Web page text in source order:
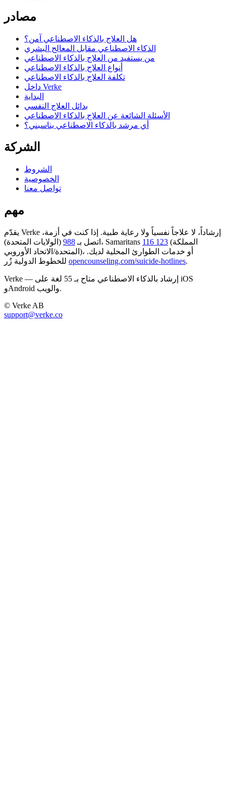
مصادر
هل العلاج بالذكاء الاصطناعي آمن؟
الذكاء الاصطناعي مقابل المعالج البشري
من يستفيد من العلاج بالذكاء الاصطناعي
أنواع العلاج بالذكاء الاصطناعي
تكلفة العلاج بالذكاء الاصطناعي
داخل Verke
البداية
بدائل العلاج النفسي
الأسئلة الشائعة عن العلاج بالذكاء الاصطناعي
أي مرشد بالذكاء الاصطناعي يناسبني؟
الشركة
الشروط
الخصوصية
تواصل معنا
مهم
يقدّم Verke إرشاداً، لا علاجاً نفسياً ولا رعاية طبية. إذا كنت في أزمة،
اتصل بـ 988 (الولايات المتحدة)، Samaritans 116 123 (المملكة
المتحدة/الاتحاد الأوروبي)، أو خدمات الطوارئ المحلية لديك.
للخطوط الدولية زُر opencounseling.com/suicide-hotlines.
Verke — إرشاد بالذكاء الاصطناعي متاح بـ 55 لغة على iOS
وAndroid والويب.
© Verke AB
support@verke.co